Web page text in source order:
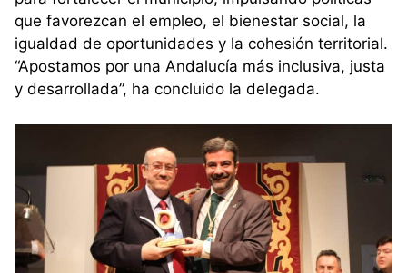
que favorezcan el empleo, el bienestar social, la
igualdad de oportunidades y la cohesión territorial.
“Apostamos por una Andalucía más inclusiva, justa
y desarrollada”, ha concluido la delegada.